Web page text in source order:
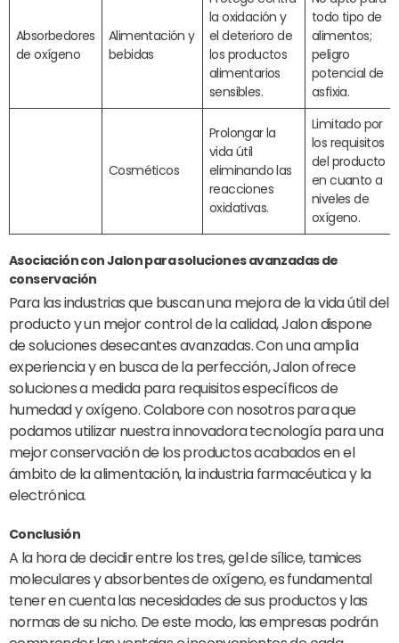
Absorbedores
de oxígeno
Alimentación y
bebidas
la oxidación y
el deterioro de
los productos
alimentarios
sensibles.
todo tipo de
alimentos;
peligro
potencial de
asfixia.
Cosméticos
Prolongar la
vida útil
eliminando las
reacciones
oxidativas.
Limitado por
los requisitos
del producto
en cuanto a
niveles de
oxígeno.
Asociación con Jalon para soluciones avanzadas de
conservación
Para las industrias que buscan una mejora de la vida útil del
producto y un mejor control de la calidad, Jalon dispone
de soluciones desecantes avanzadas. Con una amplia
experiencia y en busca de la perfección, Jalon ofrece
soluciones a medida para requisitos específicos de
humedad y oxígeno. Colabore con nosotros para que
podamos utilizar nuestra innovadora tecnología para una
mejor conservación de los productos acabados en el
ámbito de la alimentación, la industria farmacéutica y la
electrónica.
Conclusión
A la hora de decidir entre los tres, gel de sílice, tamices
moleculares y absorbentes de oxígeno, es fundamental
tener en cuenta las necesidades de sus productos y las
normas de su nicho. De este modo, las empresas podrán